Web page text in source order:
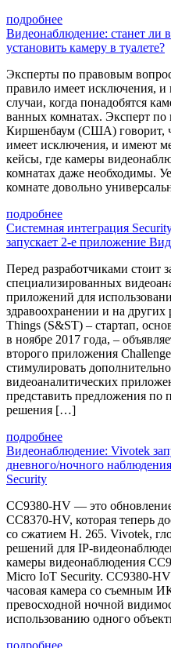
подробнее
Видеонаблюдение: станет ли
установить камеру в туалете?
Эксперты по правовым
правило имеет исключения,
случаи, когда понадобятся
ванных комнатах. Эксперт
Киршенбаум (США) говорит,
имеет исключения, и имеют
кейсы, где камеры
комнатах даже необходимы.
комнате довольно
подробнее
Системная интеграция
запускает 2-е приложение
Перед разработчиками стоит
специализированных
приложений для
здравоохранении и на
Things (S&ST) ‒ стартап,
в ноябре 2017 года, ‒
второго приложения
стимулировать
видеоаналитических
представить предложения по
решения […]
подробнее
Видеонаблюдение: Vivotek
дневного/ночного
Security
CC9380-HV — это
CC8370-HV, которая теперь
со сжатием H. 265. Vivotek,
решений для IP-
камеры видеонаблюдения
Micro IoT Security. CC9380-
часовая камера со съемным
превосходной ночной
использованию одного
подробнее